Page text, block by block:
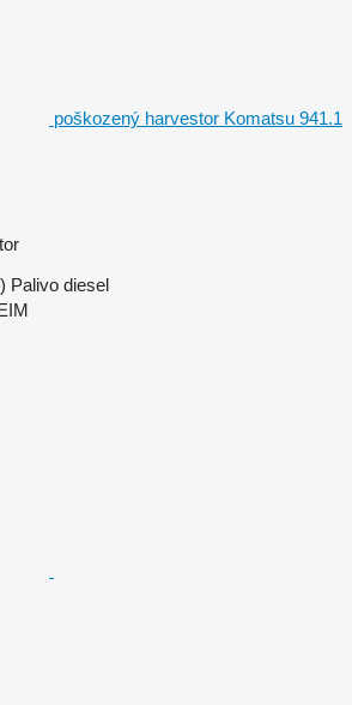
poškozený harvestor Komatsu 941.1
Palivo diesel